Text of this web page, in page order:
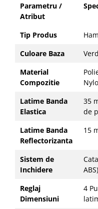
Parametru /
Atribut
Tip Produs
Culoare Baza
Material
Compozitie
Latime Banda
Elastica
35
de
Latime Banda
Reflectorizanta
15
Sistem de
Inchidere
ABS)
Reglaj
Dimensiuni
4